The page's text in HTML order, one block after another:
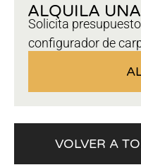
ALQUILA
Solicita
configurador de
VOLVER A